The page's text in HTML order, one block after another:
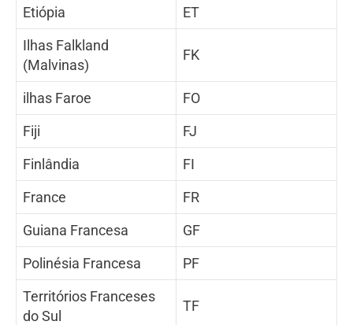
Etiópia
ET
Ilhas Falkland
(Malvinas)
FK
ilhas Faroe
FO
Fiji
FJ
Finlândia
FI
France
FR
Guiana Francesa
GF
Polinésia Francesa
PF
Territórios Franceses
do Sul
TF